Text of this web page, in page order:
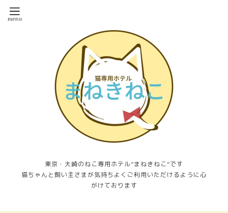
東京・大崎のねこ専用ホテル”まねきねこ”です
猫ちゃんと飼い主さまが気持ちよくご利用いただけるように心
がけております